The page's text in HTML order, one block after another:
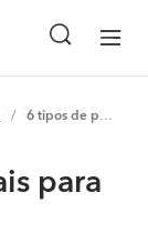
6 tipos de plantas ideais para o outono
para